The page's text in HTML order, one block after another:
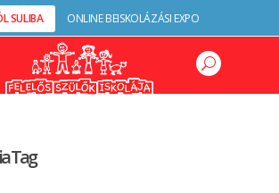
SULIBA ONLINE BEISKOLÁZÁSI EXPO
Tag